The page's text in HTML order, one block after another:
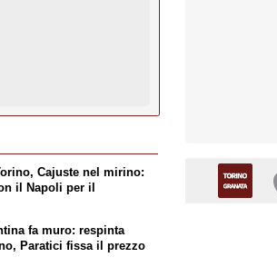
Cajuste nel mirino:
il Napoli per il
fa muro: respinta
Paratici fissa il prezzo